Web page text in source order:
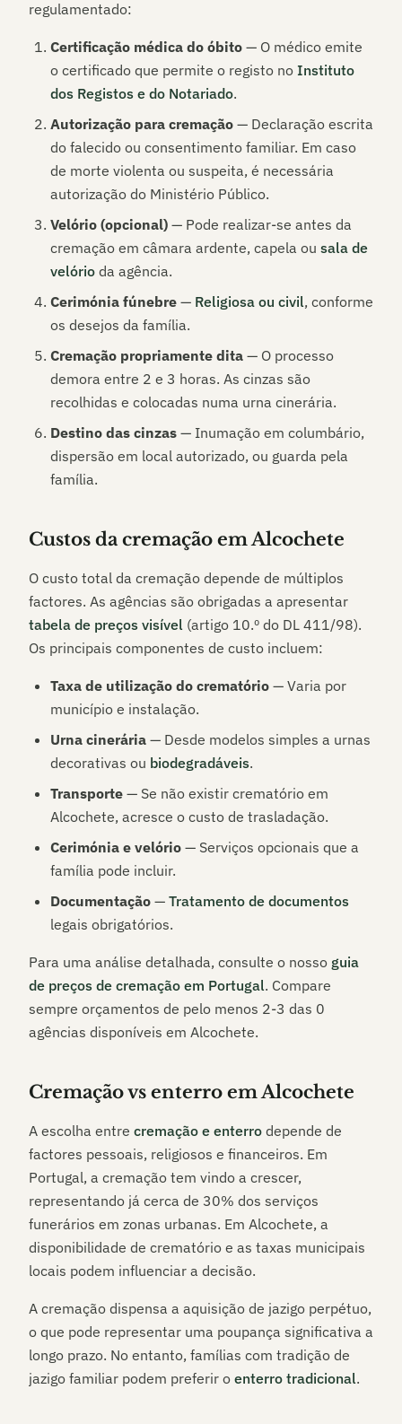
regulamentado:
Certificação médica do óbito — O médico emite
o certificado que permite o registo no Instituto
dos Registos e do Notariado.
Autorização para cremação — Declaração escrita
do falecido ou consentimento familiar. Em caso
de morte violenta ou suspeita, é necessária
autorização do Ministério Público.
Velório (opcional) — Pode realizar-se antes da
cremação em câmara ardente, capela ou sala de
velório da agência.
Cerimónia fúnebre — Religiosa ou civil, conforme
os desejos da família.
Cremação propriamente dita — O processo
demora entre 2 e 3 horas. As cinzas são
recolhidas e colocadas numa urna cinerária.
Destino das cinzas — Inumação em columbário,
dispersão em local autorizado, ou guarda pela
família.
Custos da cremação emAlcochete
O custo total da cremação depende de múltiplos
factores. As agências são obrigadas a apresentar
tabela de preços visível (artigo 10.º do DL 411/98).
Os principais componentes de custo incluem:
Taxa de utilização do crematório — Varia por
município e instalação.
Urna cinerária — Desde modelos simples a urnas
decorativas ou biodegradáveis.
Transporte — Se não existir crematório em
Alcochete, acresce o custo de trasladação.
Cerimónia e velório — Serviços opcionais que a
família pode incluir.
Documentação — Tratamento de documentos
legais obrigatórios.
Para uma análise detalhada, consulte o nosso guia
de preços de cremação em Portugal. Compare
sempre orçamentos de pelo menos 2-3 das 0
agências disponíveis em Alcochete.
Cremação vs enterro emAlcochete
A escolha entre cremação e enterro depende de
factores pessoais, religiosos e financeiros. Em
Portugal, a cremação tem vindo a crescer,
representando já cerca de 30% dos serviços
funerários em zonas urbanas. Em Alcochete, a
disponibilidade de crematório e as taxas municipais
locais podem influenciar a decisão.
A cremação dispensa a aquisição de jazigo perpétuo,
o que pode representar uma poupança significativa a
longo prazo. No entanto, famílias com tradição de
jazigo familiar podem preferir o enterro tradicional.